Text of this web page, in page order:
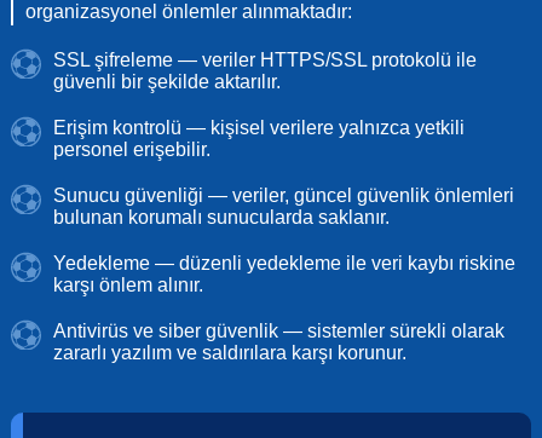
organizasyonel önlemler alınmaktadır:
SSL şifreleme — veriler HTTPS/SSL protokolü ile
güvenli bir şekilde aktarılır.
Erişim kontrolü — kişisel verilere yalnızca yetkili
personel erişebilir.
Sunucu güvenliği — veriler, güncel güvenlik önlemleri
bulunan korumalı sunucularda saklanır.
Yedekleme — düzenli yedekleme ile veri kaybı riskine
karşı önlem alınır.
Antivirüs ve siber güvenlik — sistemler sürekli olarak
zararlı yazılım ve saldırılara karşı korunur.